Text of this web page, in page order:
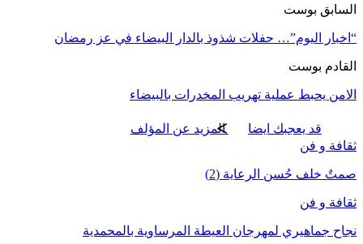
السابق بوست
“اخبار اليوم”… حفلات شذوذ بالدار البيضاء في عز رمضان
القادم بوست
الامن يحبط عملية تهريب المخدرات بالبيضاء
قد يعجبك ايضا
المزيد عن المؤلف
ثقافة و فن
صمتٌ خلف حُسن الرعاية (2)
ثقافة و فن
نجاح جماهيري لمهرجان العيطة المرساوية بالمحمدية